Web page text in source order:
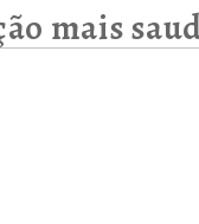
mais